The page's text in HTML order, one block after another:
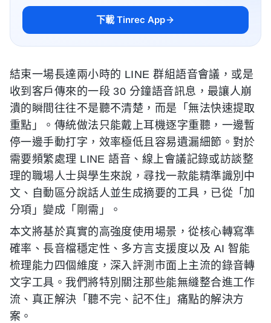
下載 Tinrec App
結束一場長達兩小時的 LINE 群組語音會議，或是
收到客戶傳來的一段 30 分鐘語音訊息，最讓人崩
潰的瞬間往往不是聽不清楚，而是「無法快速提取
重點」。傳統做法只能戴上耳機逐字重聽，一邊暫
停一邊手動打字，效率極低且容易遺漏細節。對於
需要頻繁處理 LINE 語音、線上會議記錄或訪談整
理的職場人士與學生來說，尋找一款能精準識別中
文、自動區分說話人並生成摘要的工具，已從「加
分項」變成「剛需」。
本文將基於真實的高強度使用場景，從核心轉寫準
確率、長音檔穩定性、多方言支援度以及 AI 智能
梳理能力四個維度，深入評測市面上主流的錄音轉
文字工具。我們將特別關注那些能無縫整合進工作
流、真正解決「聽不完、記不住」痛點的解決方
案。